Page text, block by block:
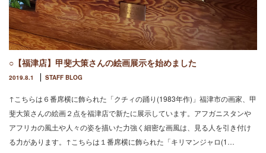
○【福津店】甲斐大策さんの絵画展示を始めました
2019.8.1 STAFF BLOG
↑こちらは６番席横に飾られた「クチィの踊り(1983年作)」福津市の画家、甲
斐大策さんの絵画２点を福津店で新たに展示しています。アフガニスタンや
アフリカの風土や人々の姿を描いた力強く細密な画風は、見る人を引き付け
る力があります。↑こちらは１番席横に飾られた「キリマンジャロ(1…